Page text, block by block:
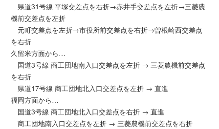
県道31号線 平塚交差点を右折→赤井手交差点を左折→三菱農
機前交差点を左折
元町交差点を左折→市役所前交差点を右折→曽根崎西交差点
を右折
久留米方面から…
国道3号線 商工団地南入口交差点を左折 → 三菱農機前交差点
を右折
県道17号線 商工団地北入口交差点を左折 → 直進
福岡方面から…
国道3号線 商工団地北入口交差点を右折 → 直進
商工団地南入口交差点を左折 → 三菱農機前交差点を右折